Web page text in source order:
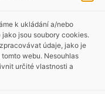
k ukládání a/nebo
jsou soubory cookies.
údaje, jako je
webu. Nesouhlas
určité vlastnosti a